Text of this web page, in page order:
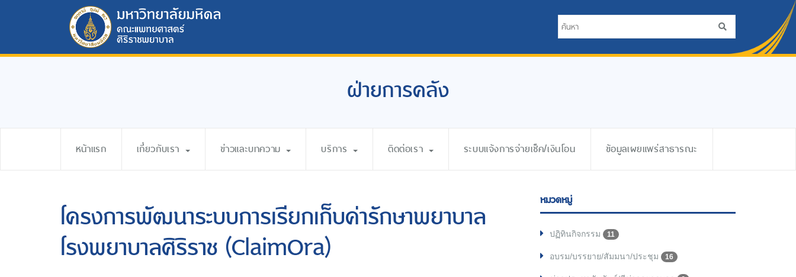
ฝ่ายการคลัง
หน้าแรก เกี่ยวกับเรา ข่าวและบทความ บริการ ติดต่อเรา ระบบแจ้งการจ่ายเช็ค/เงินโอน ข้อมูลเผยแพร่สาธารณะ
โครงการพัฒนาระบบการเรียกเก็บค่ารักษาพยาบาล
โรงพยาบาลศิริราช (ClaimOra)
หมวดหมู่
ปฏิทินกิจกรรม 11
อบรม/บรรยาย/สัมมนา/ประชุม 16